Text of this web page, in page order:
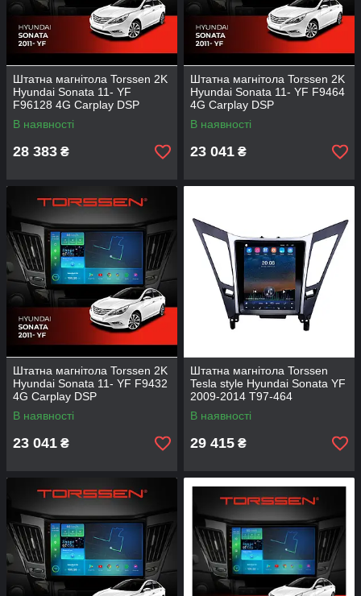
Штатна магнітола Torssen 2K
Hyundai Sonata 11- YF
F96128 4G Carplay DSP
В наявності
28 383 ₴
Штатна магнітола Torssen 2K
Hyundai Sonata 11- YF F9464
4G Carplay DSP
В наявності
23 041 ₴
Штатна магнітола Torssen 2K
Hyundai Sonata 11- YF F9432
4G Carplay DSP
В наявності
23 041 ₴
Штатна магнітола Torssen
Tesla style Hyundai Sonata YF
2009-2014 T97-464
В наявності
29 415 ₴